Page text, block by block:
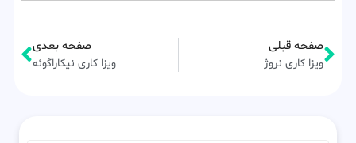
صفحه قبلی
ویزا کاری نروژ
صفحه بعدی
ویزا کاری نیکاراگوئه